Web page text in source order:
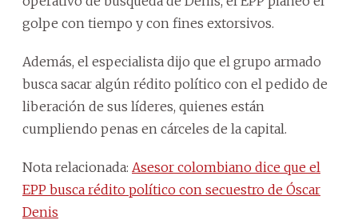
golpe con tiempo y con fines extorsivos.
Además, el especialista dijo que el grupo armado
busca sacar algún rédito político con el pedido de
liberación de sus líderes, quienes están
cumpliendo penas en cárceles de la capital.
Nota relacionada: Asesor colombiano dice que el
EPP busca rédito político con secuestro de Óscar
Denis